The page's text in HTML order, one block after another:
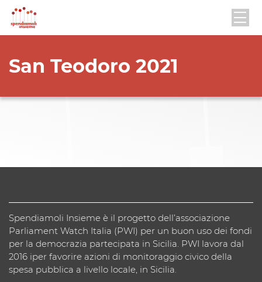
San Teodoro 2021
Spendiamoli Insieme è il progetto dell’associazione
Parliament Watch Italia (PWI) per un buon uso dei fondi
per la democrazia partecipata in Sicilia. PWI lavora dal
2016 iper favorire azioni di monitoraggio civico della
spesa pubblica a livello locale, in Sicilia.